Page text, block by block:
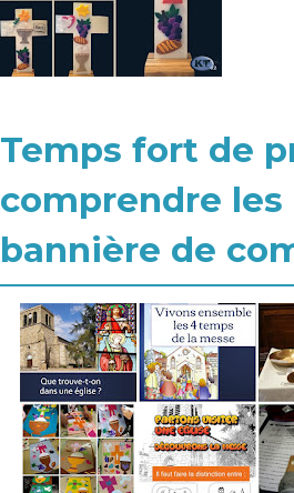
Temps fort de
comprendre les
bannière de